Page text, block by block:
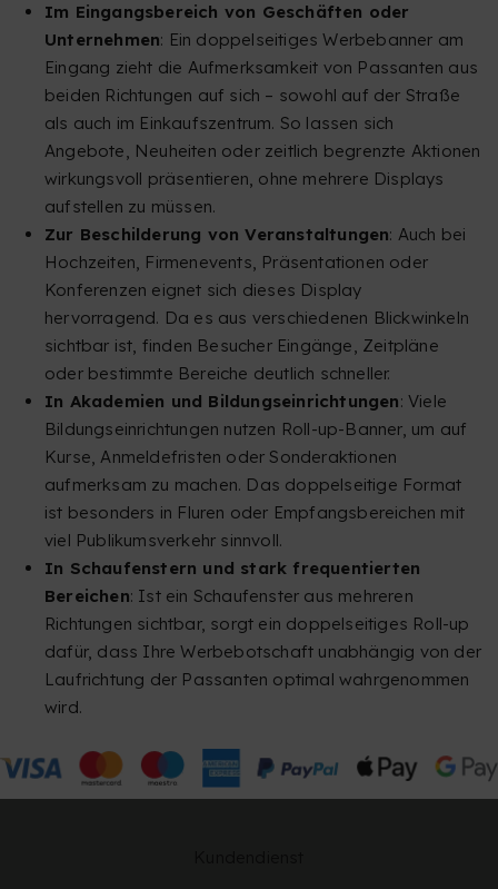
Im Eingangsbereich von Geschäften oder
Unternehmen: Ein doppelseitiges Werbebanner am
Eingang zieht die Aufmerksamkeit von Passanten aus
beiden Richtungen auf sich – sowohl auf der Straße
als auch im Einkaufszentrum. So lassen sich
Angebote, Neuheiten oder zeitlich begrenzte Aktionen
wirkungsvoll präsentieren, ohne mehrere Displays
aufstellen zu müssen.
Zur Beschilderung von Veranstaltungen: Auch bei
Hochzeiten, Firmenevents, Präsentationen oder
Konferenzen eignet sich dieses Display
hervorragend. Da es aus verschiedenen Blickwinkeln
sichtbar ist, finden Besucher Eingänge, Zeitpläne
oder bestimmte Bereiche deutlich schneller.
In Akademien und Bildungseinrichtungen: Viele
Bildungseinrichtungen nutzen Roll-up-Banner, um auf
Kurse, Anmeldefristen oder Sonderaktionen
aufmerksam zu machen. Das doppelseitige Format
ist besonders in Fluren oder Empfangsbereichen mit
viel Publikumsverkehr sinnvoll.
In Schaufenstern und stark frequentierten
Bereichen: Ist ein Schaufenster aus mehreren
Richtungen sichtbar, sorgt ein doppelseitiges Roll-up
dafür, dass Ihre Werbebotschaft unabhängig von der
Laufrichtung der Passanten optimal wahrgenommen
wird.